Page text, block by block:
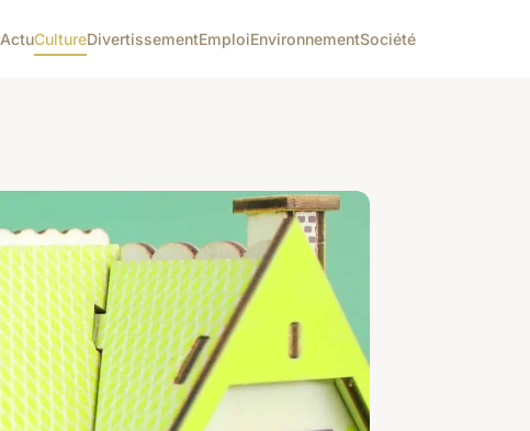
ActuCultureDivertissementEmploiEnvironnementSociété